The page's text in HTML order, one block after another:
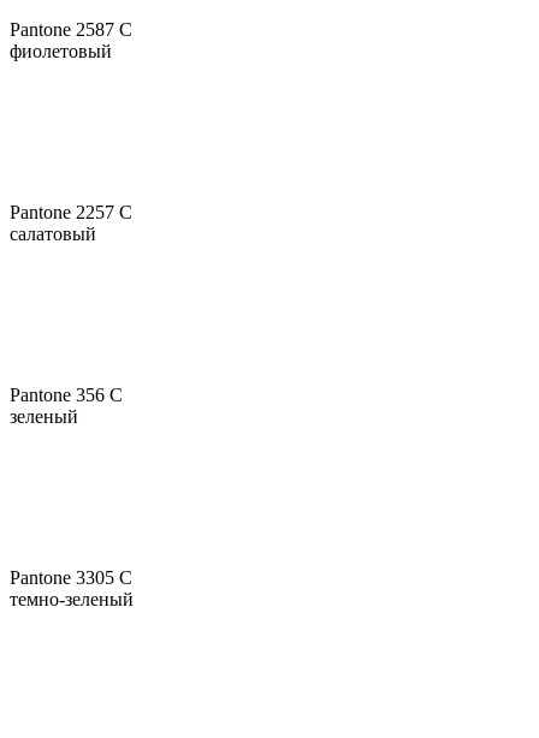
Pantone 2587 C
фиолетовый
Pantone 2257 C
салатовый
Pantone 356 C
зеленый
Pantone 3305 C
темно-зеленый